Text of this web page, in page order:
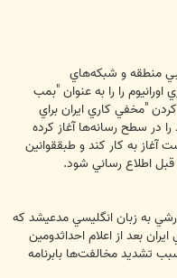
منطقه و شبكه‌هاي
را را به عنوان "بمب
"مخفي كاري ايران براي
در سطح رسانه‌ها آغاز كرده
ماه آينده قرار است آغاز به كار كند و طبققوانين
قبل اطلاع رساني شود.
به زبان انگليسي مدعيشد كه
بعد از اعلام احداثدومين
تشديد مخالفت‌ها بابرنامه